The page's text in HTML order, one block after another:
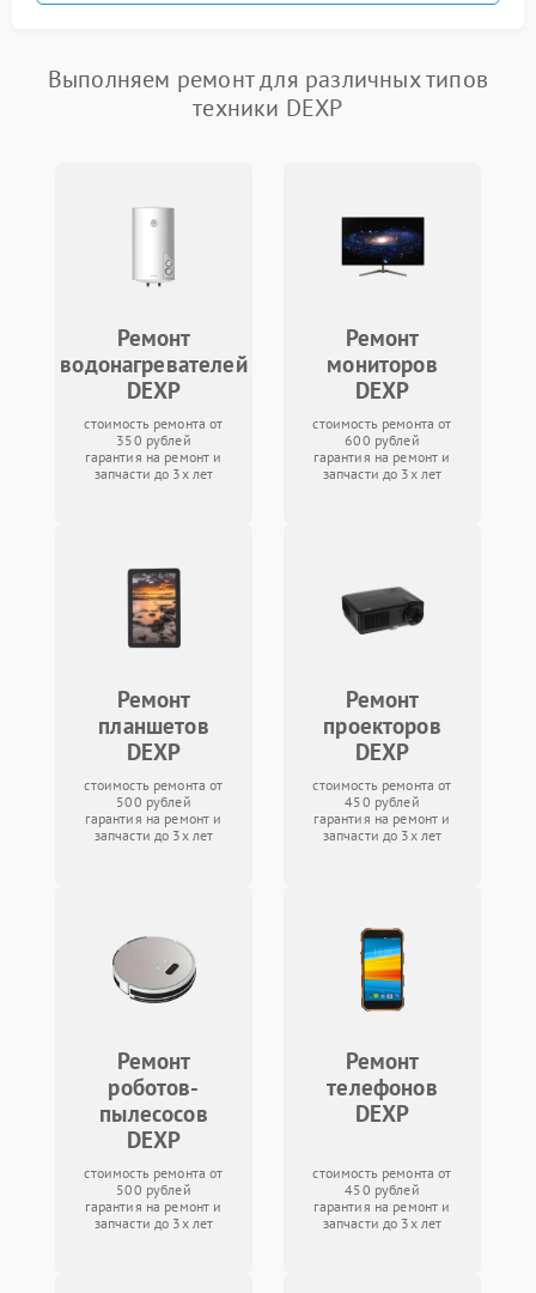
Выполняем ремонт для различных типов
техники DEXP
Ремонт
водонагревателей
DEXP
стоимость ремонта от
350 рублей
гарантия на ремонт и
запчасти до 3х лет
Ремонт
мониторов
DEXP
стоимость ремонта от
600 рублей
гарантия на ремонт и
запчасти до 3х лет
Ремонт
планшетов
DEXP
стоимость ремонта от
500 рублей
гарантия на ремонт и
запчасти до 3х лет
Ремонт
проекторов
DEXP
стоимость ремонта от
450 рублей
гарантия на ремонт и
запчасти до 3х лет
Ремонт
роботов-
пылесосов
DEXP
стоимость ремонта от
500 рублей
гарантия на ремонт и
запчасти до 3х лет
Ремонт
телефонов
DEXP
стоимость ремонта от
450 рублей
гарантия на ремонт и
запчасти до 3х лет